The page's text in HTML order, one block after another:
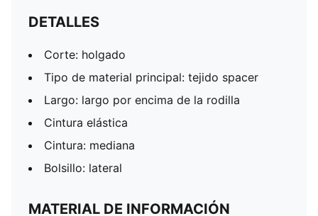
DETALLES
Corte: holgado
Tipo de material principal: tejido spacer
Largo: largo por encima de la rodilla
Cintura elástica
Cintura: mediana
Bolsillo: lateral
MATERIAL DE INFORMACIÓN